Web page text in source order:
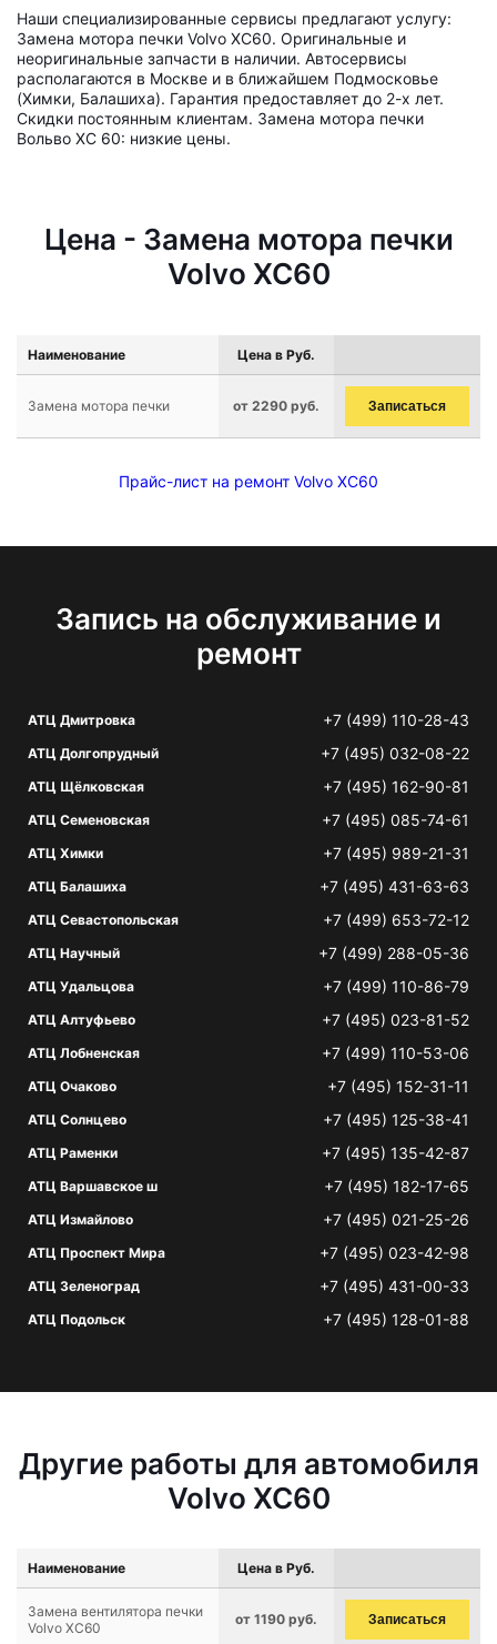
Наши специализированные сервисы предлагают услугу:
Замена мотора печки Volvo XC60. Оригинальные и
неоригинальные запчасти в наличии. Автосервисы
располагаются в Москве и в ближайшем Подмосковье
(Химки, Балашиха). Гарантия предоставляет до 2-х лет.
Скидки постоянным клиентам. Замена мотора печки
Вольво ХС 60: низкие цены.
Цена - Замена мотора печки
Volvo XC60
Наименование Цена в Руб.
Замена мотора печки от 2290 руб. Записаться
Прайс-лист на ремонт Volvo XC60
Запись на обслуживание и
ремонт
АТЦ Дмитровка +7 (499) 110-28-43
АТЦ Долгопрудный +7 (495) 032-08-22
АТЦ Щёлковская +7 (495) 162-90-81
АТЦ Семеновская +7 (495) 085-74-61
АТЦ Химки +7 (495) 989-21-31
АТЦ Балашиха +7 (495) 431-63-63
АТЦ Севастопольская +7 (499) 653-72-12
АТЦ Научный +7 (499) 288-05-36
АТЦ Удальцова +7 (499) 110-86-79
АТЦ Алтуфьево +7 (495) 023-81-52
АТЦ Лобненская +7 (499) 110-53-06
АТЦ Очаково +7 (495) 152-31-11
АТЦ Солнцево +7 (495) 125-38-41
АТЦ Раменки +7 (495) 135-42-87
АТЦ Варшавское ш +7 (495) 182-17-65
АТЦ Измайлово +7 (495) 021-25-26
АТЦ Проспект Мира +7 (495) 023-42-98
АТЦ Зеленоград +7 (495) 431-00-33
АТЦ Подольск +7 (495) 128-01-88
Другие работы для автомобиля
Volvo XC60
Наименование Цена в Руб.
Замена вентилятора печки
Volvo XC60
от 1190 руб. Записаться